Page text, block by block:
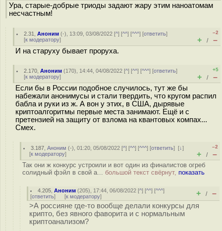
Ура, старые-добрые триоды задают жару этим наноатомам
несчастным!
2.31 ,Аноним (-), 13:09, 03/08/2022 [^] [^^] [^^^] [ответить]
[к модератору]
–2
+ / –
И на старуху бывает проруха.
2.170 ,Аноним (170), 14:44, 04/08/2022 [^] [^^] [^^^] [ответить]
[к модератору]
+5
+ / –
Если бы в России подобное случилось, тут же бы
набежали анонимусы и стали твердить, что кругом распил
бабла и руки из ж. А вон у этих, в США, дырявые
криптоалгоритмы первые места занимают. Ещё и с
претензией на защиту от взлома на квантовых компах...
Смех.
3.187 ,Аноним (-), 01:20, 05/08/2022 [^] [^^] [^^^] [ответить][↓]
[к модератору]
–2
+ / –
Так они ж конкурс устроили и вот один из финалистов огреб
солидный фэйл в свой а... большой текст свёрнут, показать
4.205 ,Аноним (205), 17:44, 06/08/2022 [^] [^^] [^^^]
[ответить] [к модератору] + / –
>А россияне где-то вообще делали конкурсы для
крипто, без явного фаворита и с нормальным
криптоанализом?